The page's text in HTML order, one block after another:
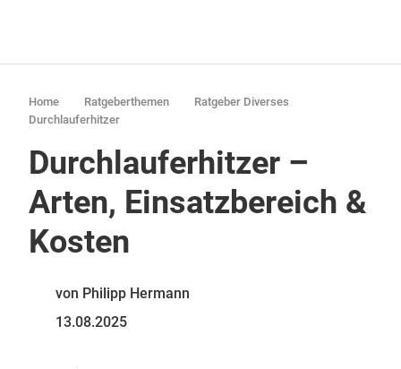
Home Ratgeberthemen
Ratgeber Diverses
Durchlauferhitzer
Durchlauferhitzer –
Arten, Einsatzbereich &
Kosten
von Philipp Hermann
13.08.2025